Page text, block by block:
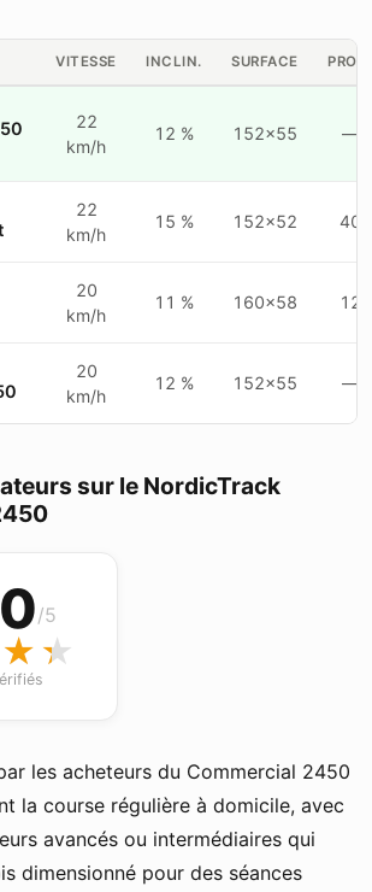
VITESSE INCLIN. SURFACE PROG.
22
km/h
12 % 152×55 —
22
km/h
15 % 152×52 40
20
km/h
11 % 160×58 12
20
km/h
12 % 152×55 —
sur le NordicTrack
/5
les acheteurs du Commercial 2450
la course régulière à domicile, avec
avancés ou intermédiaires qui
dimensionné pour des séances